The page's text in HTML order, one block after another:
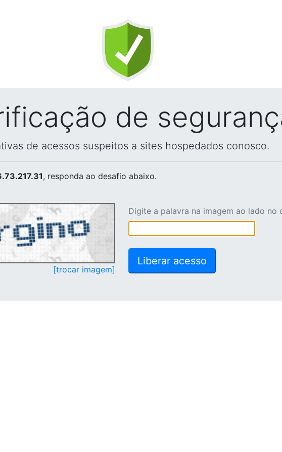
de
de acessos suspeitos a sites hospedados conosco.
, responda ao desafio abaixo.
[trocar imagem]
Digite a palavra na imagem ao lado no